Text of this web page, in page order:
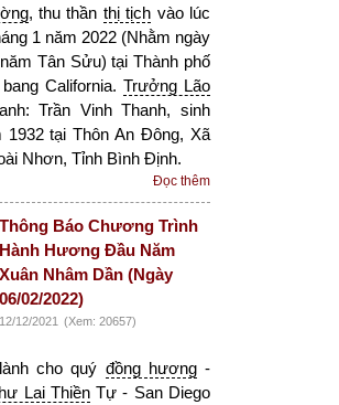
, thu thần thị tịch vào lúc
1 năm 2022 (Nhằm ngày
Tân Sửu) tại Thành phố
California.Trưởng Lão
Trần Vinh Thanh, sinh
1932 tại Thôn An Đông, Xã
Nhơn, Tỉnh Bình Định.
Đọc thêm
Thông Báo Chương Trình
Hành Hương Đầu Năm
Xuân Nhâm Dần (Ngày
06/02/2022)
12/12/2021 (Xem: 20657)
cho quý đồng hương-
Lai ThiềnTự - San Diego